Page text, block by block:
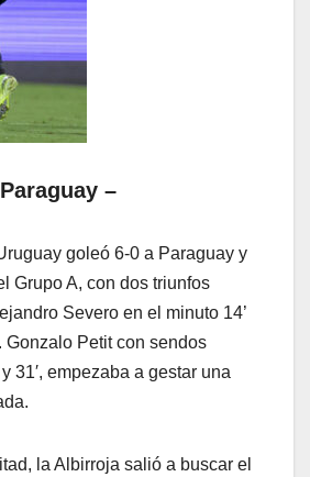
–
goleó 6-0 a Paraguay y
Grupo A, con dos triunfos
Severo en el minuto 14’
Gonzalo Petit con sendos
31′, empezaba a gestar una
la Albirroja salió a buscar el